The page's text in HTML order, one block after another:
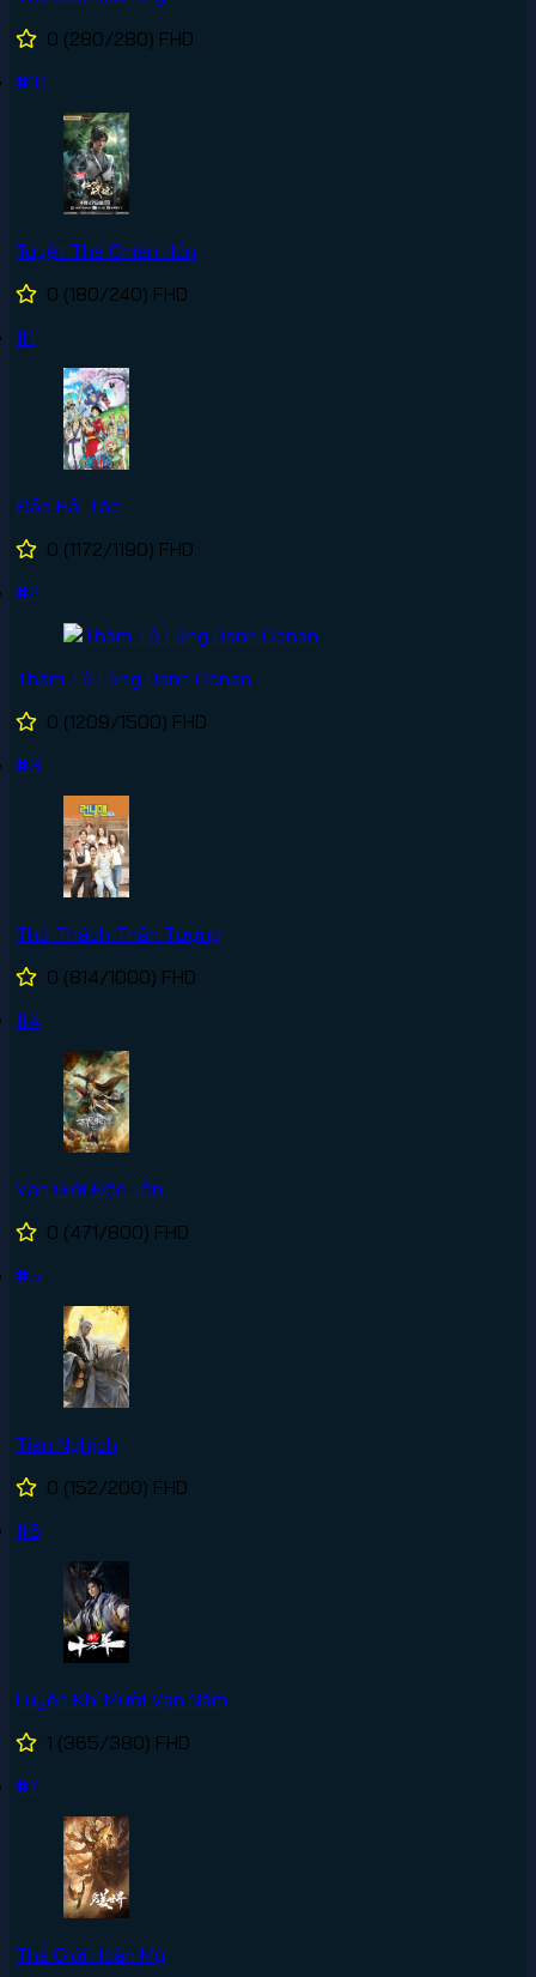
0 (280/280) FHD
#10
Tuyệt Thế Chiến Hồn
0 (180/240) FHD
#1
Đảo Hải Tặc
0 (1172/1190) FHD
#2
Thám Tử Lừng Danh Conan
0 (1209/1500) FHD
#3
Thử Thách Thần Tượng
0 (814/1000) FHD
#4
Vạn Giới Độc Tôn
0 (471/800) FHD
#5
Tiên Nghịch
0 (152/200) FHD
#6
Luyện Khí Mười Vạn Năm
1 (365/380) FHD
#7
Thế Giới Hoàn Mỹ